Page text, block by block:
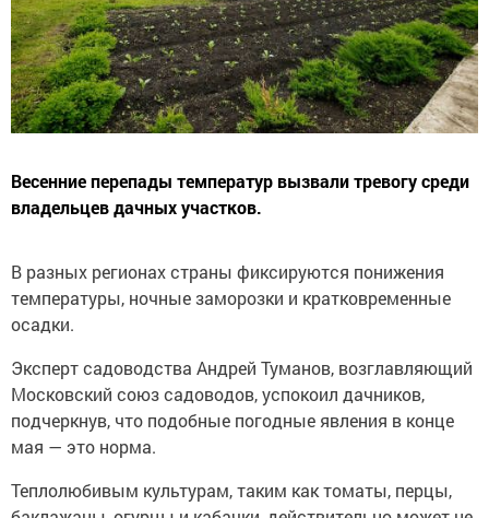
Весенние перепады температур вызвали тревогу среди
владельцев дачных участков.
В разных регионах страны фиксируются понижения
температуры, ночные заморозки и кратковременные
осадки.
Эксперт садоводства Андрей Туманов, возглавляющий
Московский союз садоводов, успокоил дачников,
подчеркнув, что подобные погодные явления в конце
мая — это норма.
Теплолюбивым культурам, таким как томаты, перцы,